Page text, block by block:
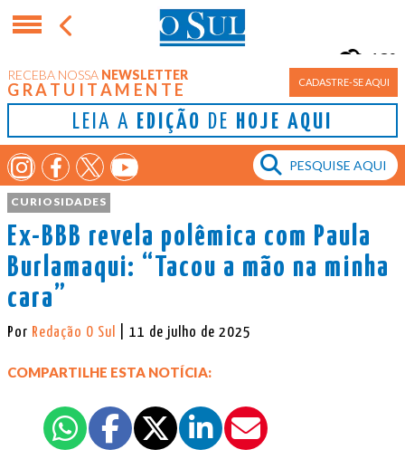
RECEBA NOSSA NEWSLETTER
GRATUITAMENTE CADASTRE-SE AQUI
LEIA A EDIÇÃO DE HOJE AQUI
Porto Alegre
18°
CURIOSIDADES
Ex-BBB revela polêmica com Paula
Burlamaqui: “Tacou a mão na minha
cara”
Por Redação O Sul | 11 de julho de 2025
COMPARTILHE ESTA NOTÍCIA: